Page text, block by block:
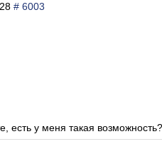
# 6003
есть у меня такая возможность?